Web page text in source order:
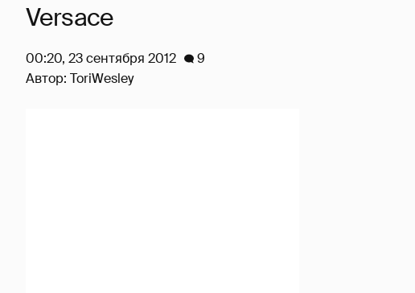
Versace
00:20, 23 сентября 2012
9
Автор: ToriWesley